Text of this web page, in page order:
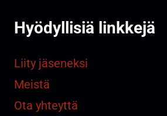
Hyödyllisiä linkkejä
Liity jäseneksi
Meistä
Ota yhteyttä